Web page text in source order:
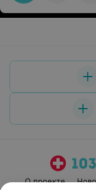
О проекте